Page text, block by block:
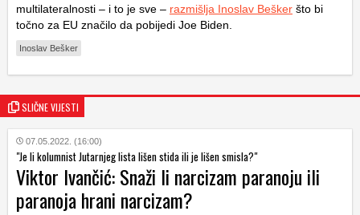
multilateralnosti – i to je sve – razmišlja Inoslav Bešker što bi
točno za EU značilo da pobijedi Joe Biden.
Inoslav Bešker
SLIČNE VIJESTI
07.05.2022. (16:00)
"Je li kolumnist Jutarnjeg lista lišen stida ili je lišen smisla?"
Viktor Ivančić: Snaži li narcizam paranoju ili
paranoja hrani narcizam?